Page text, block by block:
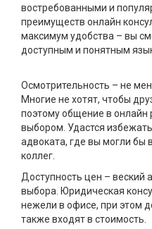
востребованными и
преимуществ онлайн
максимум удобства – вы
доступным и понятным
Осмотрительность – не
Многие не хотят, чтобы
поэтому общение в
выбором. Удастся
адвоката, где вы могли бы
коллег. ⠀
Доступность цен – веский
выбора. Юридическая
нежели в офисе, при этом
также входят в стоимость. ⠀